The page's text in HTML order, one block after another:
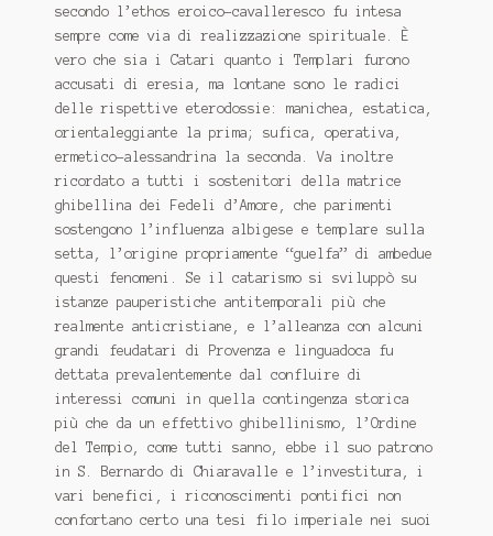
secondo l’ethos eroico-cavalleresco fu intesa
sempre come via di realizzazione spirituale. È
vero che sia i Catari quanto i Templari furono
accusati di eresia, ma lontane sono le radici
delle rispettive eterodossie: manichea, estatica,
orientaleggiante la prima; sufica, operativa,
ermetico-alessandrina la seconda. Va inoltre
ricordato a tutti i sostenitori della matrice
ghibellina dei Fedeli d’Amore, che parimenti
sostengono l’influenza albigese e templare sulla
setta, l’origine propriamente “guelfa” di ambedue
questi fenomeni. Se il catarismo si sviluppò su
istanze pauperistiche antitemporali più che
realmente anticristiane, e l’alleanza con alcuni
grandi feudatari di Provenza e linguadoca fu
dettata prevalentemente dal confluire di
interessi comuni in quella contingenza storica
più che da un effettivo ghibellinismo, l’Ordine
del Tempio, come tutti sanno, ebbe il suo patrono
in S. Bernardo di Chiaravalle e l’investitura, i
vari benefici, i riconoscimenti pontifici non
confortano certo una tesi filo imperiale nei suoi